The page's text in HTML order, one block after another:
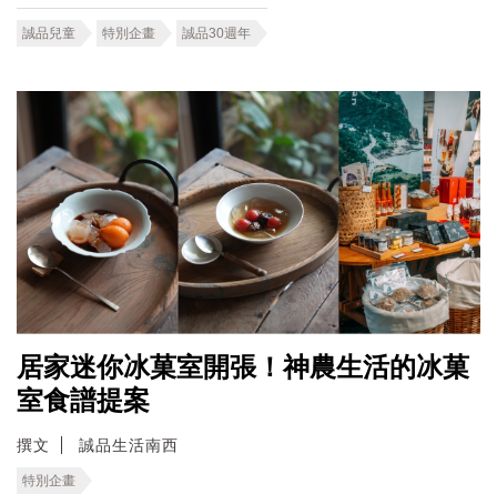
誠品兒童 特別企畫 誠品30週年
居家迷你冰菓室開張！神農生活的冰菓
室食譜提案
撰文 誠品生活南西
特別企畫